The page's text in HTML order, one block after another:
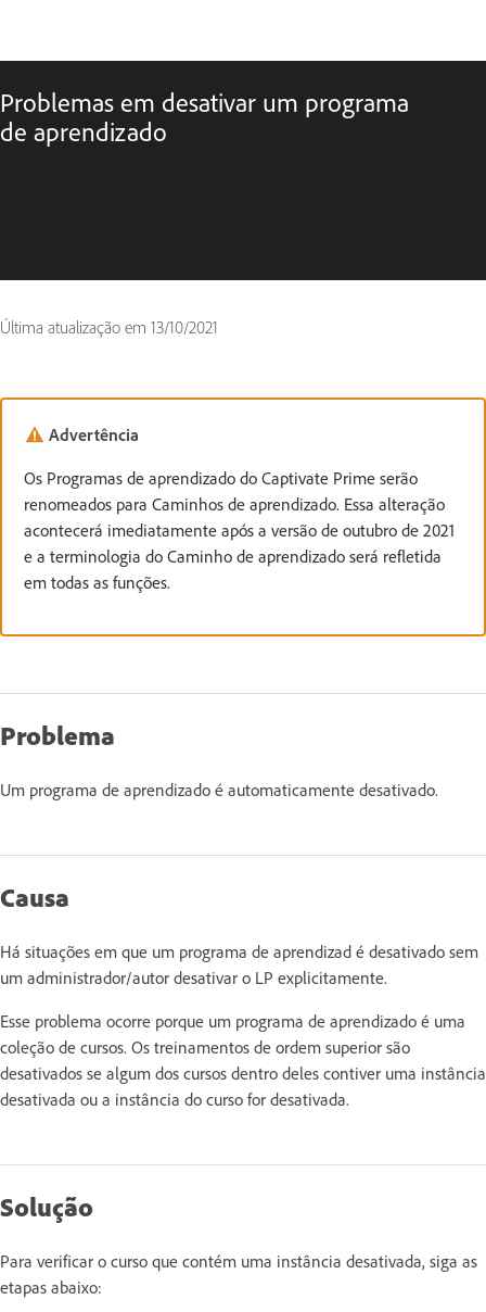
Problemas em desativar um programa
de aprendizado
Última atualização em 13/10/2021
Advertência
Os Programas de aprendizado do Captivate Prime serão
renomeados para Caminhos de aprendizado. Essa alteração
acontecerá imediatamente após a versão de outubro de 2021
e a terminologia do Caminho de aprendizado será refletida
em todas as funções.
Problema
Um programa de aprendizado é automaticamente desativado.
Causa
Há situações em que um programa de aprendizad é desativado sem
um administrador/autor desativar o LP explicitamente.
Esse problema ocorre porque um programa de aprendizado é uma
coleção de cursos. Os treinamentos de ordem superior são
desativados se algum dos cursos dentro deles contiver uma instância
desativada ou a instância do curso for desativada.
Solução
Para verificar o curso que contém uma instância desativada, siga as
etapas abaixo: